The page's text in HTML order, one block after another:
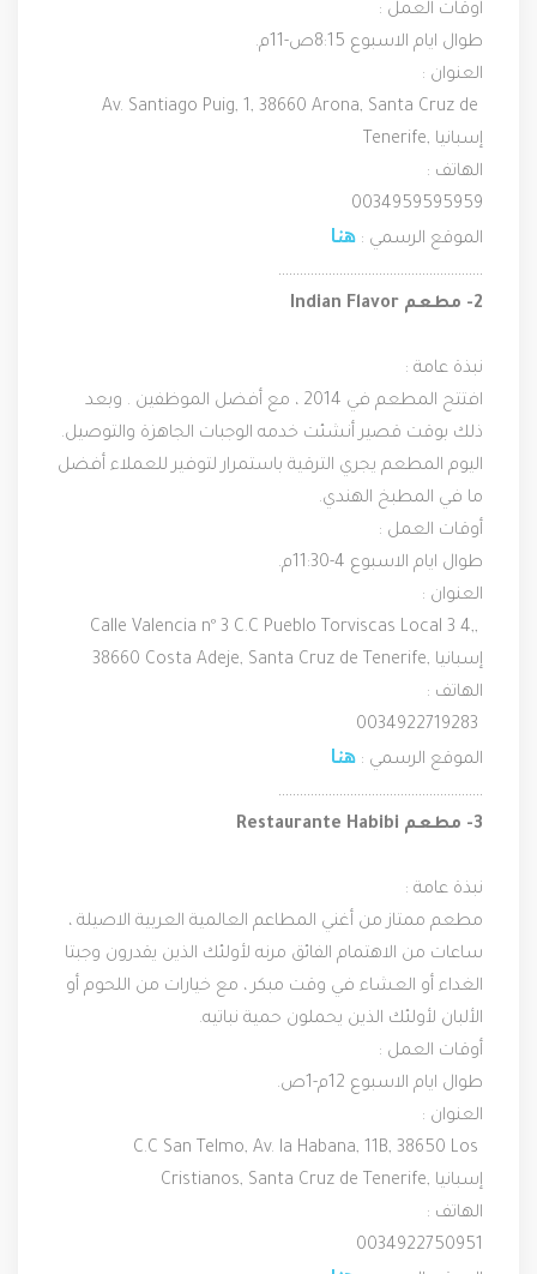
أوقات العمل :
طوال ايام الاسبوع 8:15ص-11م.
العنوان :
Tenerife, إسبانيا
الهاتف :
0034959595959
الموقع الرسمي : هنا
…………………………………………………
نبذة عامة :
ما في المطبخ الهندي.
أوقات العمل :
طوال ايام الاسبوع 4-11:30م.
العنوان :
38660 Costa Adeje, Santa Cruz de Tenerife, إسبانيا
الهاتف :
الموقع الرسمي : هنا
…………………………………………………
3- مطعم ‪ ‪ Restaurante Habibi‬‬‬‬
نبذة عامة :
الألبان لأولئك الذين يحملون حمية نباتيه.
أوقات العمل :
طوال ايام الاسبوع 12م-1ص.
العنوان :
C.C San Telmo, Av. la Habana, 11B, 38650 Los
Cristianos, Santa Cruz de Tenerife, إسبانيا
الهاتف :
0034922750951